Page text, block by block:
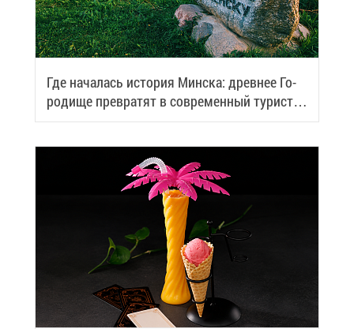
Где на­ча­лась ис­то­рия Мин­ска: древ­нее Го­
ро­ди­ще пре­вра­тят в со­вре­мен­ный ту­ри­сти­
че­ский центр